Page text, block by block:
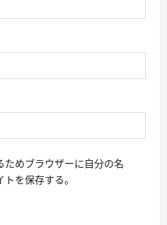
めブラウザーに自分の名
を保存する。